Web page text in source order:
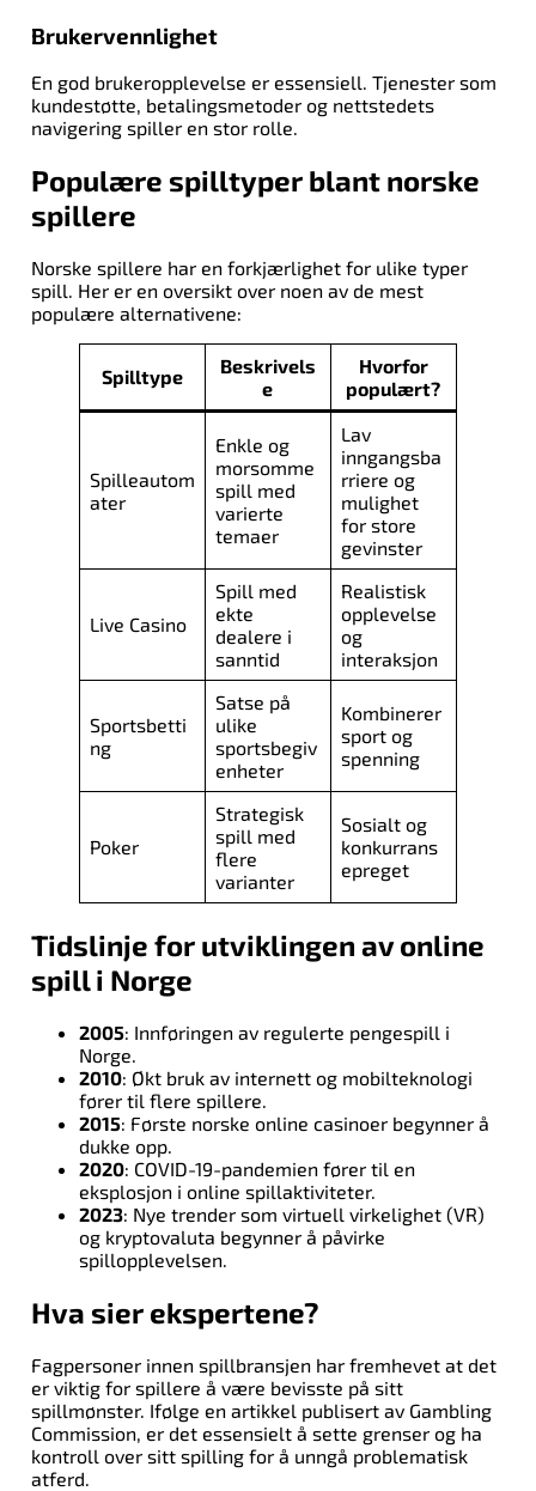
Brukervennlighet
En god brukeropplevelse er essensiell. Tjenester som
kundestøtte, betalingsmetoder og nettstedets
navigering spiller en stor rolle.
Populære spilltyper blant norske
spillere
Norske spillere har en forkjærlighet for ulike typer
spill. Her er en oversikt over noen av de mest
populære alternativene:
Spilltype
Beskrivels
e
Hvorfor
populært?
Spilleautom
ater
Enkle og
morsomme
spill med
varierte
temaer
Lav
inngangsba
rriere og
mulighet
for store
gevinster
Live Casino
Spill med
ekte
dealere i
sanntid
Realistisk
opplevelse
og
interaksjon
Sportsbetti
ng
Satse på
ulike
sportsbegiv
enheter
Kombinerer
sport og
spenning
Poker
Strategisk
spill med
flere
varianter
Sosialt og
konkurrans
epreget
Tidslinje for utviklingen av online
spill i Norge
2005: Innføringen av regulerte pengespill i
Norge.
2010: Økt bruk av internett og mobilteknologi
fører til flere spillere.
2015: Første norske online casinoer begynner å
dukke opp.
2020: COVID-19-pandemien fører til en
eksplosjon i online spillaktiviteter.
2023: Nye trender som virtuell virkelighet (VR)
og kryptovaluta begynner å påvirke
spillopplevelsen.
Hva sier ekspertene?
Fagpersoner innen spillbransjen har fremhevet at det
er viktig for spillere å være bevisste på sitt
spillmønster. Ifølge en artikkel publisert av Gambling
Commission, er det essensielt å sette grenser og ha
kontroll over sitt spilling for å unngå problematisk
atferd.